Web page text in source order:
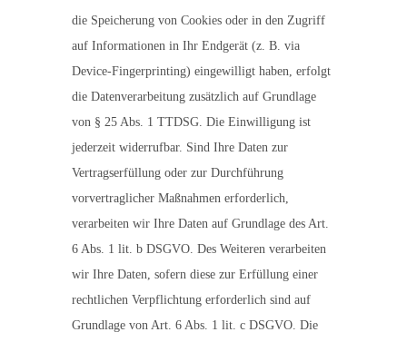
die Speicherung von Cookies oder in den Zugriff
auf Informationen in Ihr Endgerät (z. B. via
Device-Fingerprinting) eingewilligt haben, erfolgt
die Datenverarbeitung zusätzlich auf Grundlage
von § 25 Abs. 1 TTDSG. Die Einwilligung ist
jederzeit widerrufbar. Sind Ihre Daten zur
Vertragserfüllung oder zur Durchführung
vorvertraglicher Maßnahmen erforderlich,
verarbeiten wir Ihre Daten auf Grundlage des Art.
6 Abs. 1 lit. b DSGVO. Des Weiteren verarbeiten
wir Ihre Daten, sofern diese zur Erfüllung einer
rechtlichen Verpflichtung erforderlich sind auf
Grundlage von Art. 6 Abs. 1 lit. c DSGVO. Die